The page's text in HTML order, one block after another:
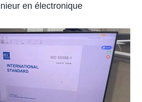
en électronique